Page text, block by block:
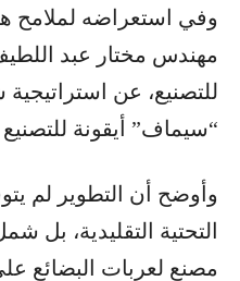
وفي استعراضه لملامح
مهندس مختار عبد
للتصنيع، عن
“سيماف” أيقونة
وأوضح أن التطوير لم
التحتية التقليدية، بل
مصنع لعربات البضائع